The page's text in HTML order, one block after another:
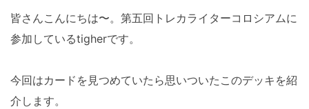
皆さんこんにちは〜。第五回トレカライターコロシアムに
参加しているtigherです。
今回はカードを見つめていたら思いついたこのデッキを紹
介します。